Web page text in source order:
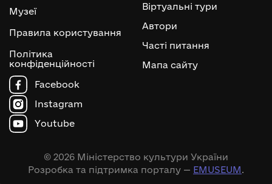
Музеї
Правила користування
Політика
конфіденційності
Віртуальні тури
Автори
Часті питання
Мапа сайту
Facebook
Instagram
Youtube
© 2026 Міністерство культури України
Розробка та підтримка порталу — EMUSEUM.